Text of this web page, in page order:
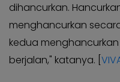
dihancurkan.
menghancurkan
kedua
berjalan," katanya. [